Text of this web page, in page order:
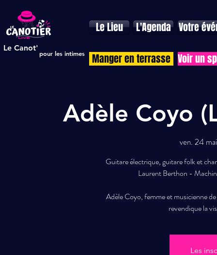
Le Canot'
pour les intimes
Le Lieu L'Agenda Votre
Manger en terrasse Voir un
Adèle Coyo
ven. 24 mai
Guitare électrique, guitare folk et
Laurent Berthon -
Adèle Coyo, femme et musicienne
revendique la
Les